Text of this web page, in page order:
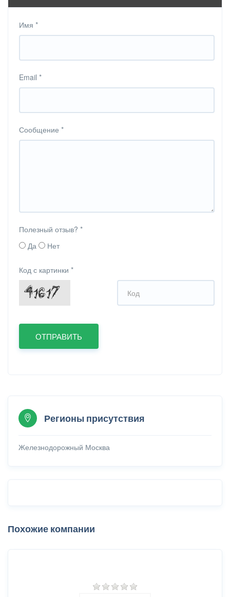
Имя *
Email *
Сообщение *
Полезный отзыв? *
Да
Нет
Код с картинки *
Регионы присутствия
Железнодорожный Москва
Похожие компании